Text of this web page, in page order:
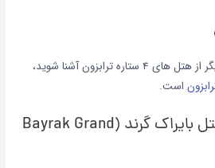
چنانچه تمایل دارید با یکی دیگر از هتل های 4 ستاره ترابزون آشنا شوید،
است.
نکات مهم در مورد هتل بایراک گرند (Bayrak Grand